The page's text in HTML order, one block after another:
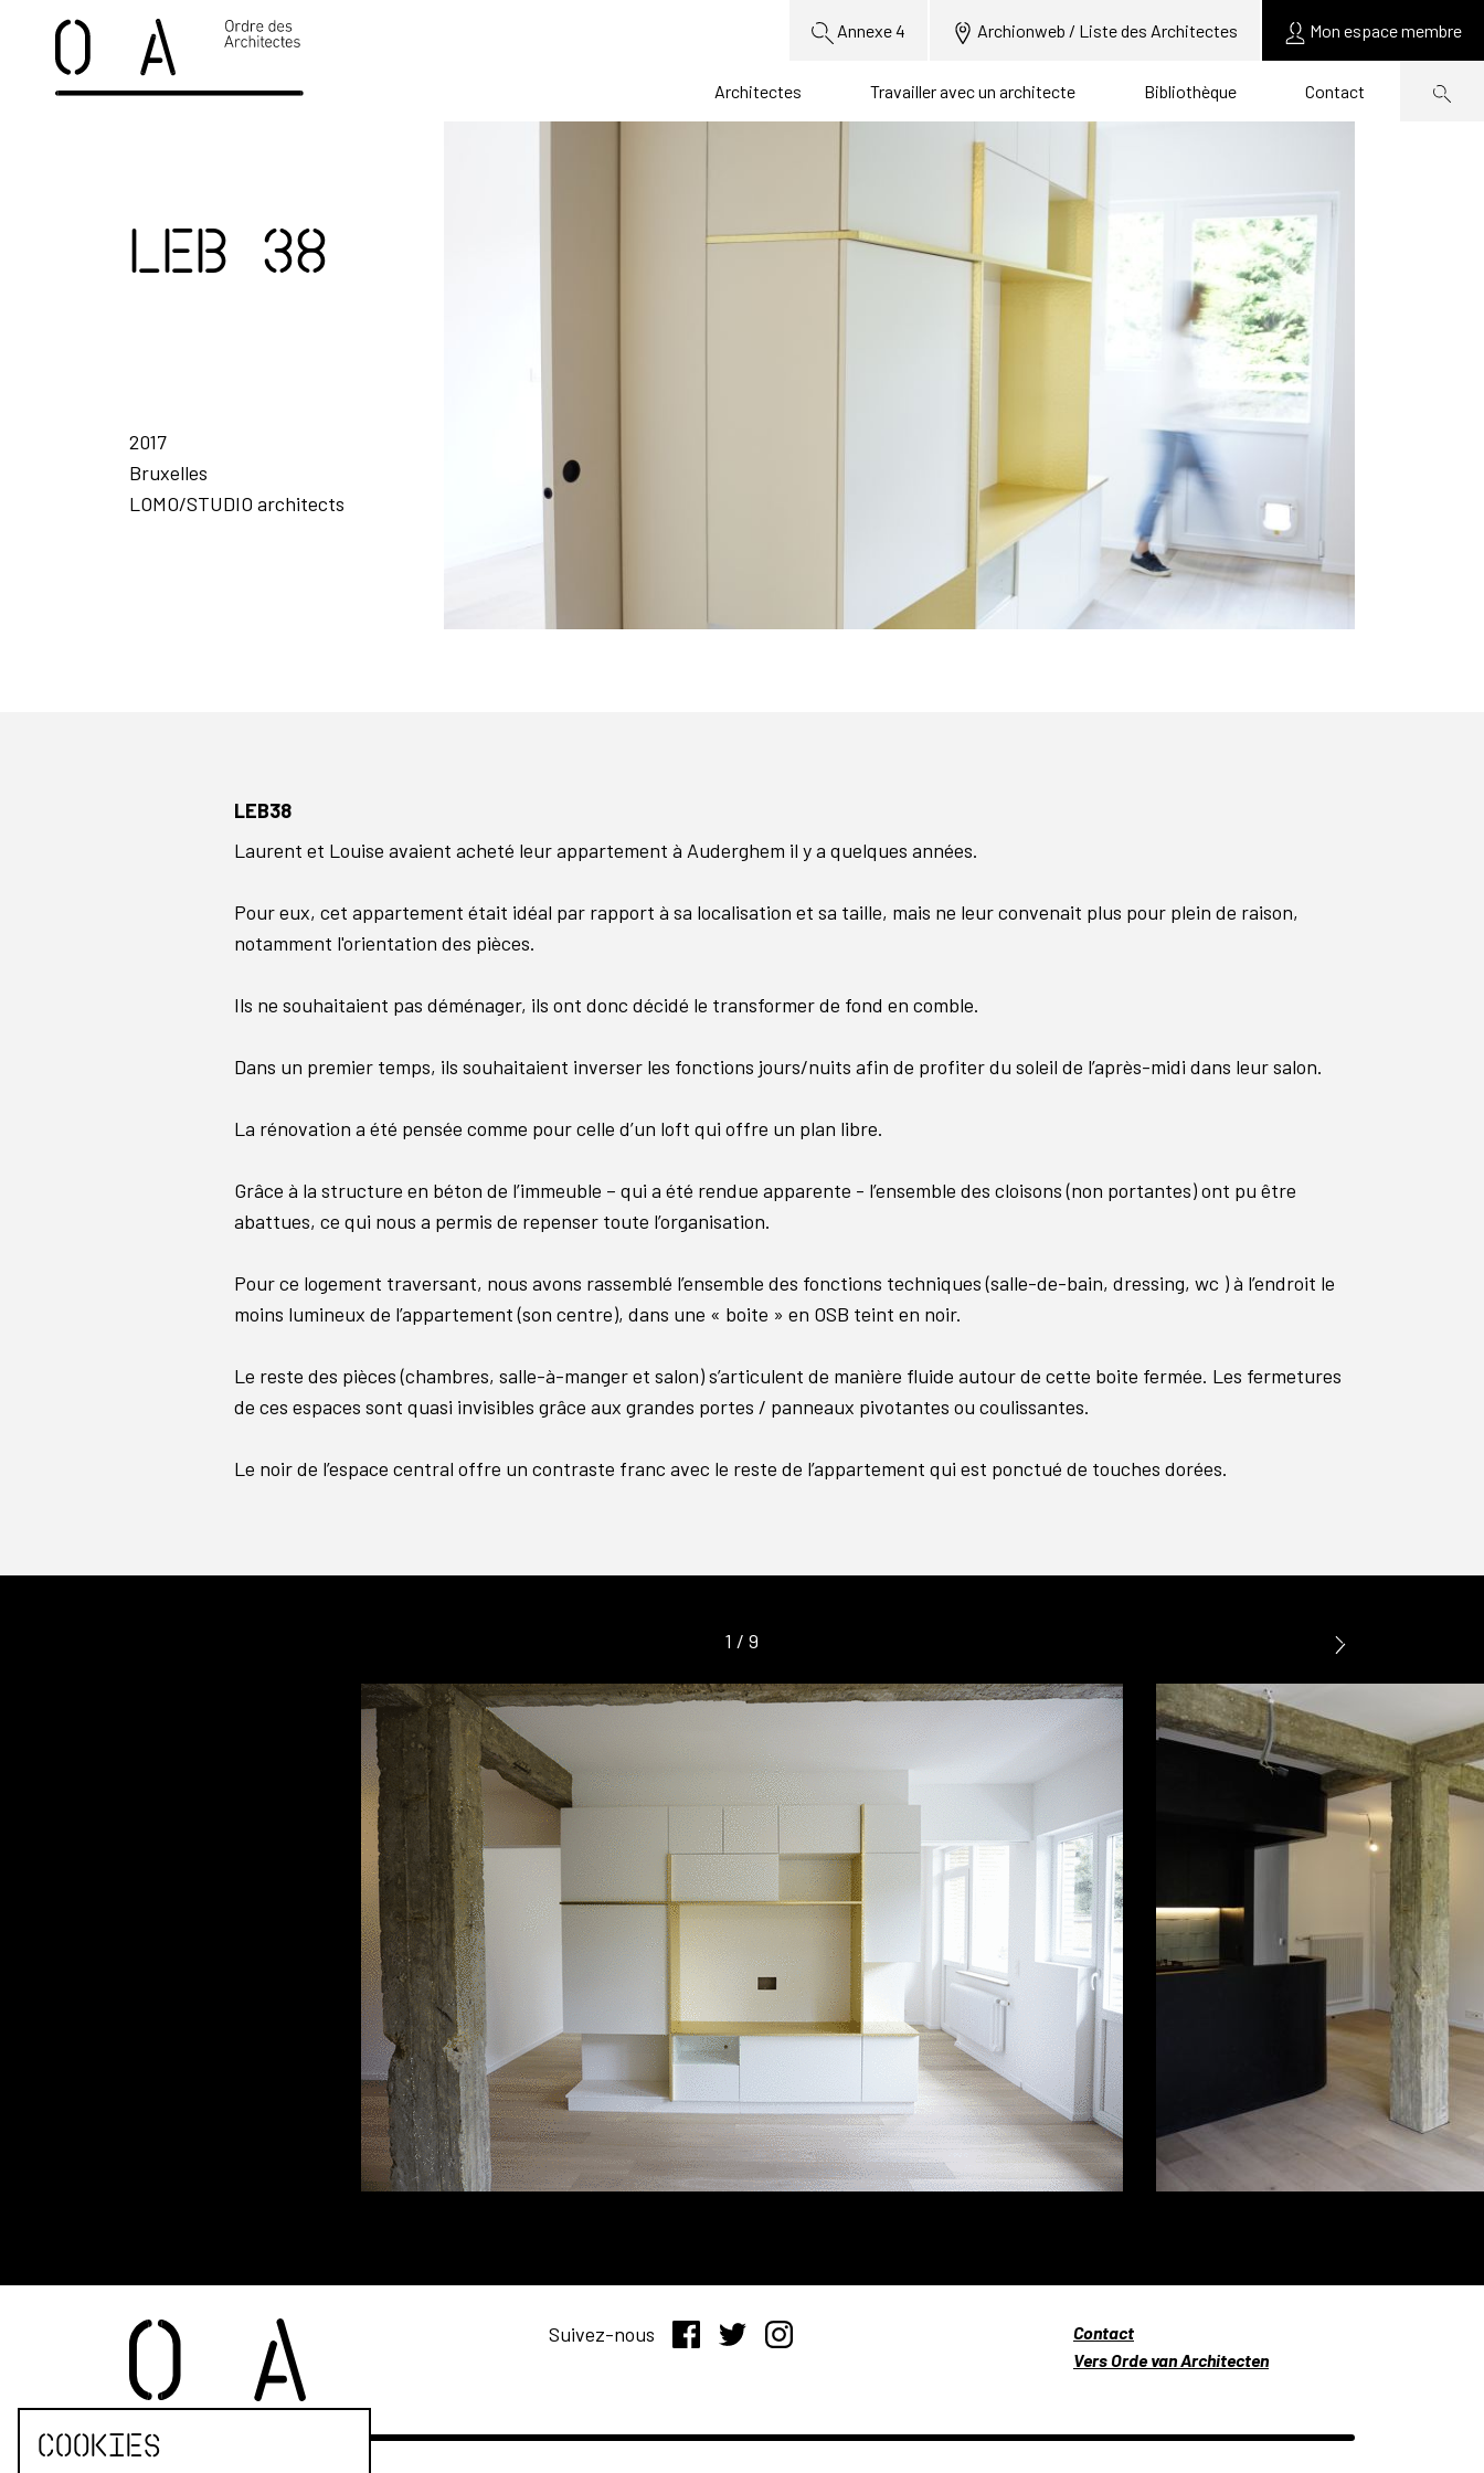
Annexe 4 Archionweb / Liste des Architectes Mon espace membre
Architectes Travailler avec un architecte Bibliothèque Contact
LEB 38
2017
Bruxelles
LOMO/STUDIO architects
LEB38
Laurent et Louise avaient acheté leur appartement à Auderghem il y a quelques années.
Pour eux, cet appartement était idéal par rapport à sa localisation et sa taille, mais ne leur convenait plus pour plein de raison,
notamment l'orientation des pièces.
Ils ne souhaitaient pas déménager, ils ont donc décidé le transformer de fond en comble.
Dans un premier temps, ils souhaitaient inverser les fonctions jours/nuits afin de profiter du soleil de l’après-midi dans leur salon.
La rénovation a été pensée comme pour celle d’un loft qui offre un plan libre.
Grâce à la structure en béton de l’immeuble – qui a été rendue apparente - l’ensemble des cloisons (non portantes) ont pu être
abattues, ce qui nous a permis de repenser toute l’organisation.
Pour ce logement traversant, nous avons rassemblé l’ensemble des fonctions techniques (salle-de-bain, dressing, wc ) à l’endroit le
moins lumineux de l’appartement (son centre), dans une « boite » en OSB teint en noir.
Le reste des pièces (chambres, salle-à-manger et salon) s’articulent de manière fluide autour de cette boite fermée. Les fermetures
de ces espaces sont quasi invisibles grâce aux grandes portes / panneaux pivotantes ou coulissantes.
Le noir de l’espace central offre un contraste franc avec le reste de l’appartement qui est ponctué de touches dorées.
1 /9
Suivez-nous
Contact
Vers Orde van Architecten
Cookies